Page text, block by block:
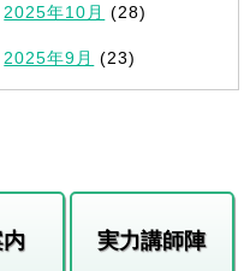
2025年10月 (28)
2025年9月 (23)
実力講師陣